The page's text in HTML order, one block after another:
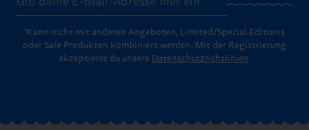
*Kann nicht mit anderen Angeboten, Limited/Special Editions
oder Sale Produkten kombiniert werden. Mit der Registrierung
akzeptierst du unsere Datenschutzrichtlinien.